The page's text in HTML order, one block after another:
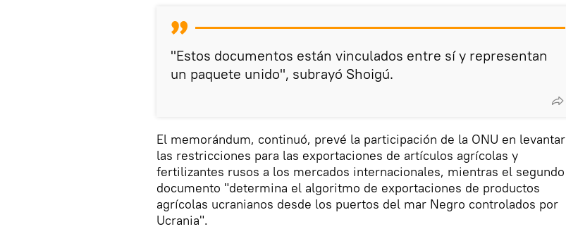
"Estos documentos están vinculados entre sí y representan
un paquete unido", subrayó Shoigú.
El memorándum, continuó, prevé la participación de la ONU en levantar
las restricciones para las exportaciones de artículos agrícolas y
fertilizantes rusos a los mercados internacionales, mientras el segundo
documento "determina el algoritmo de exportaciones de productos
agrícolas ucranianos desde los puertos del mar Negro controlados por
Ucrania".